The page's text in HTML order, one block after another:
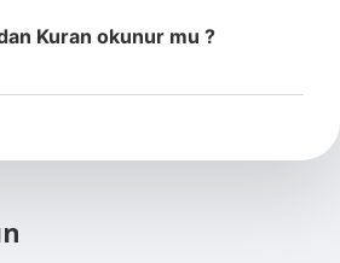
Kuran okunur mu ?